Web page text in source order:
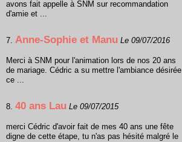
avons fait appelle à SNM sur recommandation
d'amie et ...
7. Anne-Sophie et Manu Le 09/07/2016
Merci à SNM pour l'animation lors de nos 20 ans
de mariage. Cédric a su mettre l'ambiance désirée
ce ...
8. 40 ans Lau Le 09/07/2015
merci Cédric d'avoir fait de mes 40 ans une fête
digne de cette étape, tu n'as pas hésité malgré le